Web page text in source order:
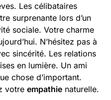
Les célibataires
surprenante lors d’un
sociale. Votre charme
N’hésitez pas à
sincérité. Les relations
en lumière. Un ami
chose d’important.
votre empathie naturelle.